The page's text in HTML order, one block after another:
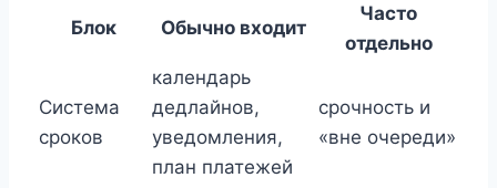
Блок Обычно входит
Часто
отдельно
Система
сроков
календарь
дедлайнов,
уведомления,
план платежей
срочность и
«вне очереди»